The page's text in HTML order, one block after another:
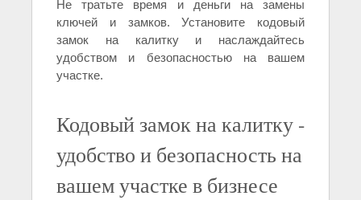
Не тратьте время и деньги на замены
ключей и замков. Установите кодовый
замок на калитку и наслаждайтесь
удобством и безопасностью на вашем
участке.
Кодовый замок на калитку -
удобство и безопасность на
вашем участке в бизнесе